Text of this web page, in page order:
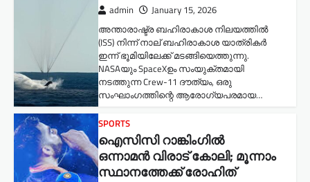
admin January 15, 2026
അന്താരാഷ്ട്ര ബഹിരാകാശ നിലയത്തിൽ
(ISS) നിന്ന് നാല് ബഹിരാകാശ യാത്രികർ
ഇന്ന് ഭൂമിയിലേക്ക് മടങ്ങിയെത്തുന്നു.
NASAയും SpaceXഉം സംയുക്തമായി
നടത്തുന്ന Crew-11 ദൗത്യം, ഒരു
സംഘാംഗത്തിന്റെ ആരോഗ്യപരമായ…
SPORTS
ഐസിസി റാങ്കിംഗിൽ
ഒന്നാമൻ വിരാട് കോലി; മൂന്നാം
സ്ഥാനത്തേക്ക് രോഹിത്